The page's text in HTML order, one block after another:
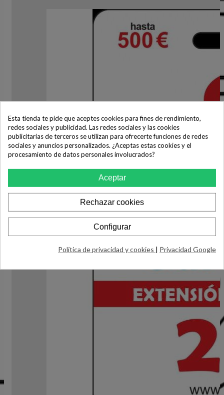
Esta tienda te pide que aceptes cookies para fines de rendimiento,
redes sociales y publicidad. Las redes sociales y las cookies
publicitarias de terceros se utilizan para ofrecerte funciones de redes
sociales y anuncios personalizados. ¿Aceptas estas cookies y el
procesamiento de datos personales involucrados?
Aceptar
Rechazar cookies
Configurar
Política de privacidad y cookies | Privacidad Google